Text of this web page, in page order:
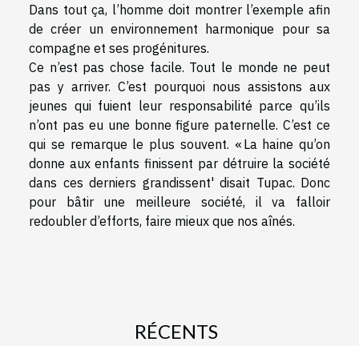
Dans tout ça, l’homme doit montrer l’exemple afin
de créer un environnement harmonique pour sa
compagne et ses progénitures.
Ce n’est pas chose facile. Tout le monde ne peut
pas y arriver. C’est pourquoi nous assistons aux
jeunes qui fuient leur responsabilité parce qu’ils
n’ont pas eu une bonne figure paternelle. C’est ce
qui se remarque le plus souvent. « La haine qu’on
donne aux enfants finissent par détruire la société
dans ces derniers grandissent' disait Tupac. Donc
pour bâtir une meilleure société, il va falloir
redoubler d’efforts, faire mieux que nos aînés.
RÉCENTS